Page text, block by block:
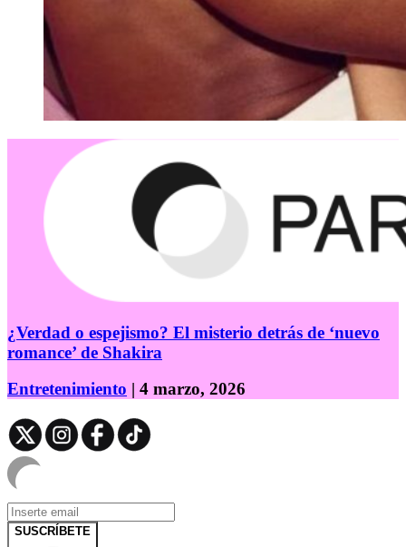
¿Verdad o espejismo? El misterio detrás de ‘nuevo
romance’ de Shakira
Entretenimiento | 4 marzo, 2026
SUSCRÍBETE